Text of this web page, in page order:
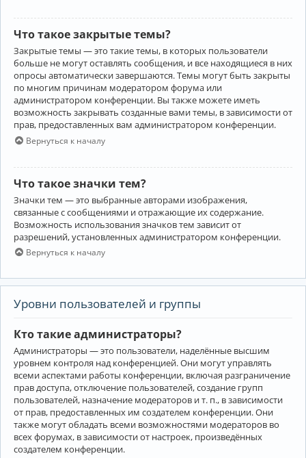
Что такое закрытые темы?
Закрытые темы — это такие темы, в которых пользователи
больше не могут оставлять сообщения, и все находящиеся в них
опросы автоматически завершаются. Темы могут быть закрыты
по многим причинам модератором форума или
администратором конференции. Вы также можете иметь
возможность закрывать созданные вами темы, в зависимости от
прав, предоставленных вам администратором конференции.
Вернуться к началу
Что такое значки тем?
Значки тем — это выбранные авторами изображения,
связанные с сообщениями и отражающие их содержание.
Возможность использования значков тем зависит от
разрешений, установленных администратором конференции.
Вернуться к началу
Уровни пользователей и группы
Кто такие администраторы?
Администраторы — это пользователи, наделённые высшим
уровнем контроля над конференцией. Они могут управлять
всеми аспектами работы конференции, включая разграничение
прав доступа, отключение пользователей, создание групп
пользователей, назначение модераторов и т. п., в зависимости
от прав, предоставленных им создателем конференции. Они
также могут обладать всеми возможностями модераторов во
всех форумах, в зависимости от настроек, произведённых
создателем конференции.